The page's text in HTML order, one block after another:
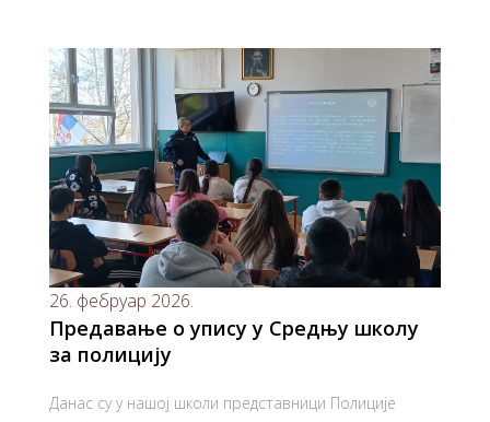
26. фебруар 2026.
Предавање о упису у Средњу школу
за полицију
Данас су у нашој школи представници Полиције